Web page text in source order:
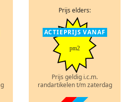
Prijs elders:
ACTIEPRIJS VANAF
pm2
Prijs geldig i.c.m.
randartikelen t/m zaterdag